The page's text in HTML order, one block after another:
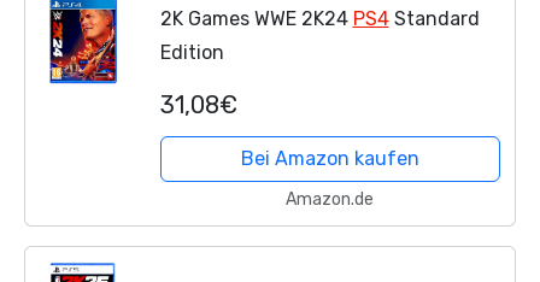
2K Games WWE 2K24 PS4Standard
Edition
31,08€
Bei Amazon kaufen
Amazon.de